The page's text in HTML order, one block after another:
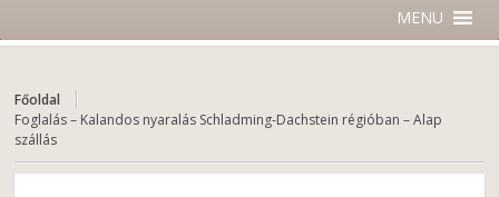
MENU
Főoldal
Foglalás – Kalandos nyaralás Schladming-Dachstein régióban – Alap
szállás